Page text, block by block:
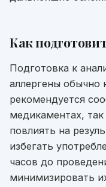
Как
Подготовка к
аллергены обычно
рекомендуется
медикаментах,
повлиять на
избегать
часов до
минимизировать